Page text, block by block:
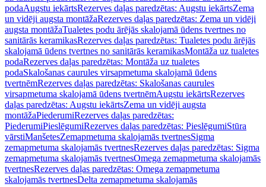
podaAugstu iekārtsRezerves daļas paredzētas: Augstu iekārtsZema
un vidēji augsta montāžaRezerves daļas paredzētas: Zema un vidēji
augsta montāžaTualetes podu ārējās skalojamā ūdens tvertnes no
sanitārās keramikasRezerves daļas paredzētas: Tualetes podu ārējās
skalojamā ūdens tvertnes no sanitārās keramikasMontāža uz tualetes
podaRezerves daļas paredzētas: Montāža uz tualetes
podaSkalošanas caurules virsapmetuma skalojamā ūdens
tvertnēmRezerves daļas paredzētas: Skalošanas caurules
virsapmetuma skalojamā ūdens tvertnēmAugstu iekārtsRezerves
daļas paredzētas: Augstu iekārtsZema un vidēji augsta
montāžaPiederumiRezerves daļas paredzētas:
PiederumiPieslēgumiRezerves daļas paredzētas: PieslēgumiStūra
vārstiManšetesZemapmetuma skalojamās tvertnesSigma
zemapmetuma skalojamās tvertnesRezerves daļas paredzētas: Sigma
zemapmetuma skalojamās tvertnesOmega zemapmetuma skalojamās
tvertnesRezerves daļas paredzētas: Omega zemapmetuma
skalojamās tvertnesDelta zemapmetuma skalojamās